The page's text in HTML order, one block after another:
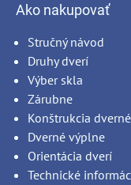
Ako nakupovať
Stručný návod
Druhy dverí
Výber skla
Zárubne
Konštrukcia
Dverné výplne
Orientácia dverí
Technické